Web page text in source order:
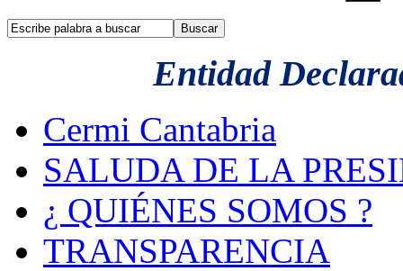
Entidad
Cermi Cantabria
SALUDA DE LA
¿ QUIÉNES SOMOS ?
TRANSPARENCIA